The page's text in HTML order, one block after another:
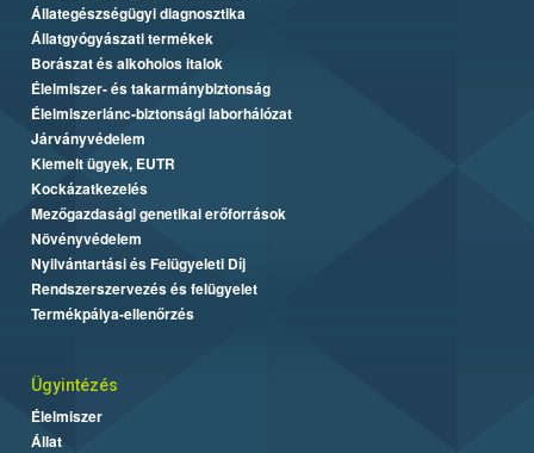
Állategészségügyi diagnosztika
Állatgyógyászati termékek
Borászat és alkoholos italok
Élelmiszer- és takarmánybiztonság
Élelmiszerlánc-biztonsági laborhálózat
Járványvédelem
Kiemelt ügyek, EUTR
Kockázatkezelés
Mezőgazdasági genetikai erőforrások
Növényvédelem
Nyilvántartási és Felügyeleti Díj
Rendszerszervezés és felügyelet
Termékpálya-ellenőrzés
Ügyintézés
Élelmiszer
Állat